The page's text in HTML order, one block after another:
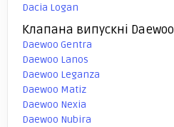
Dacia Logan
Клапана випускні Daewoo
Daewoo Gentra
Daewoo Lanos
Daewoo Leganza
Daewoo Matiz
Daewoo Nexia
Daewoo Nubira